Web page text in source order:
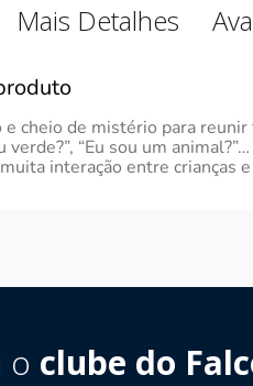
Mais Detalhes
cheio de mistério para
verde?”, “Eu sou um
interação entre crianças
o clube do